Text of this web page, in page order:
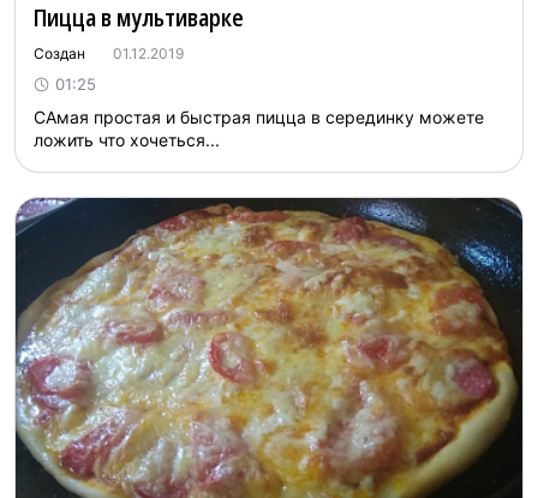
Пицца в мультиварке
Создан 01.12.2019
01:25
САмая простая и быстрая пицца в серединку можете
ложить что хочеться...